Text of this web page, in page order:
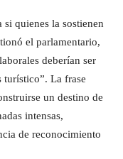
quienes la sostienen
el parlamentario,
deberían ser
turístico”. La frase
un destino de
intensas,
de reconocimiento